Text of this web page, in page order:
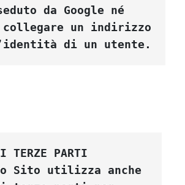
da Google né
un indirizzo
di un utente.
TERZE PARTI
Sito utilizza anche